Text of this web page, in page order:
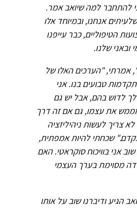
להתחבר למה שיואב אמר.
אנחנו, ובמיוחד אלו
הטיפוליים, כבר עייפנו
ובאני שלנו.
אמרתי, "הערכים האלו של
טבועים בנו. אני
לדוש בהם, אבל יש גם
את עצמו, גם אם זה דרך
צריך לעשות ניהיליזציה
שכחתי להיות אמפתית,
אני בוויכוח סוקראטי. האם
מסוימת בערך העצמי
הגיע ודיברנו שוב על אותו